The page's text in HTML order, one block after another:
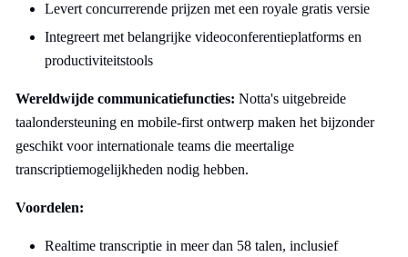
Levert concurrerende prijzen met een royale gratis versie
Integreert met belangrijke videoconferentieplatforms en
productiviteitstools
Wereldwijde communicatiefuncties: Notta's uitgebreide
taalondersteuning en mobile-first ontwerp maken het bijzonder
geschikt voor internationale teams die meertalige
transcriptiemogelijkheden nodig hebben.
Voordelen:
Realtime transcriptie in meer dan 58 talen, inclusief